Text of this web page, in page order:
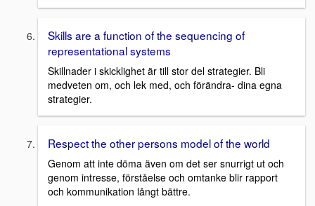
Skills are a function of the sequencing of
representational systems
Skillnader i skicklighet är till stor del strategier. Bli
medveten om, och lek med, och förändra- dina egna
strategier.
Respect the other persons model of the world
Genom att inte döma även om det ser snurrigt ut och
genom intresse, förståelse och omtanke blir rapport
och kommunikation långt bättre.